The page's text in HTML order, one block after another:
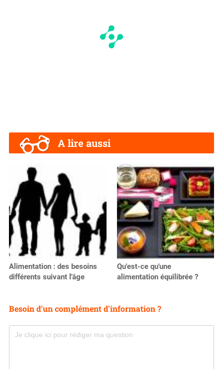
A lire aussi
Alimentation : des besoins
différents suivant l'âge
Qu'est-ce qu'une
alimentation équilibrée ?
Besoin d'un complément d'information ?